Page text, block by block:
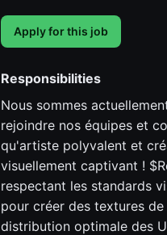
Apply for this job
Responsibilities
Nous sommes
rejoindre nos équipes et
qu'artiste polyvalent et
visuellement captivant !
respectant les standards
pour créer des textures
distribution optimale des